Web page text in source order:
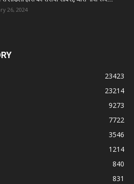
26, 2024
23423
23214
9273
7722
3546
1214
840
831